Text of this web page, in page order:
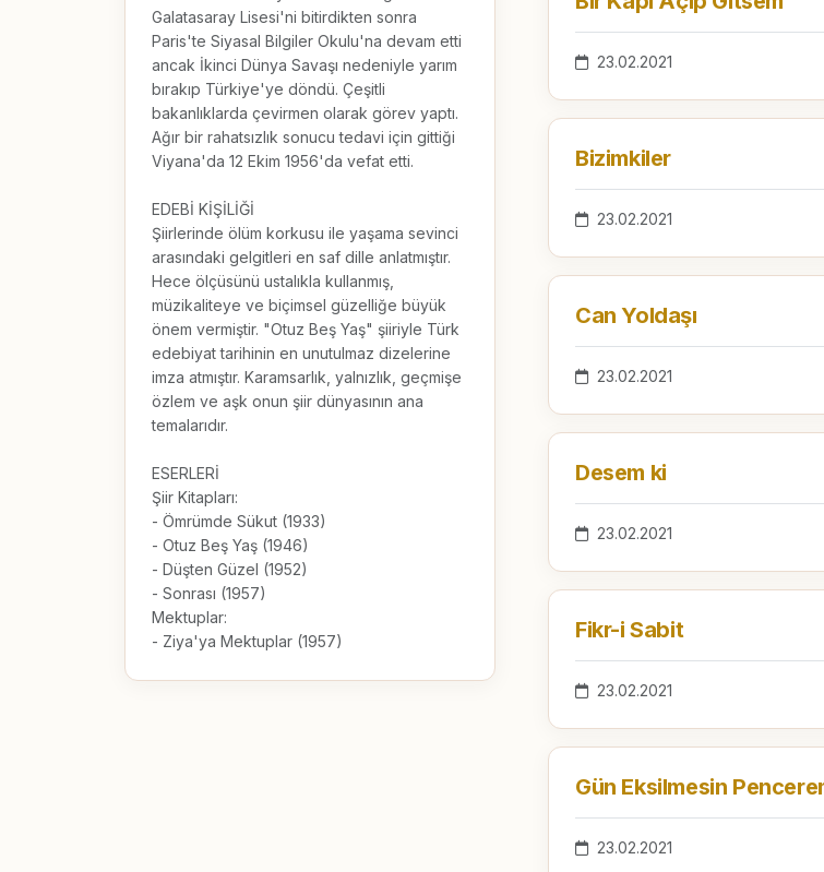
Galatasaray Lisesi'ni bitirdikten sonra
Paris'te Siyasal Bilgiler Okulu'na devam etti
ancak İkinci Dünya Savaşı nedeniyle yarım
bırakıp Türkiye'ye döndü. Çeşitli
bakanlıklarda çevirmen olarak görev yaptı.
Ağır bir rahatsızlık sonucu tedavi için gittiği
Viyana'da 12 Ekim 1956'da vefat etti.
EDEBİ KİŞİLİĞİ
Şiirlerinde ölüm korkusu ile yaşama sevinci
arasındaki gelgitleri en saf dille anlatmıştır.
Hece ölçüsünü ustalıkla kullanmış,
müzikaliteye ve biçimsel güzelliğe büyük
önem vermiştir. "Otuz Beş Yaş" şiiriyle Türk
edebiyat tarihinin en unutulmaz dizelerine
imza atmıştır. Karamsarlık, yalnızlık, geçmişe
özlem ve aşk onun şiir dünyasının ana
temalarıdır.
ESERLERİ
Şiir Kitapları:
- Ömrümde Sükut (1933)
- Otuz Beş Yaş (1946)
- Düşten Güzel (1952)
- Sonrası (1957)
Mektuplar:
- Ziya'ya Mektuplar (1957)
23.02.2021
Bizimkiler
23.02.2021
Can Yoldaşı
23.02.2021
Desem ki
23.02.2021
Fikr-i Sabit
23.02.2021
Gün Eksilmesin
23.02.2021